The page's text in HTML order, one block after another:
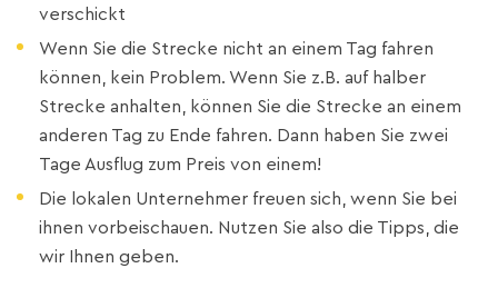
verschickt
Wenn Sie die Strecke nicht an einem Tag fahren
können, kein Problem. Wenn Sie z.B. auf halber
Strecke anhalten, können Sie die Strecke an einem
anderen Tag zu Ende fahren. Dann haben Sie zwei
Tage Ausflug zum Preis von einem!
Die lokalen Unternehmer freuen sich, wenn Sie bei
ihnen vorbeischauen. Nutzen Sie also die Tipps, die
wir Ihnen geben.